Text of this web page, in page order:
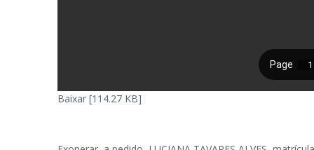
Baixar [114.27 KB]